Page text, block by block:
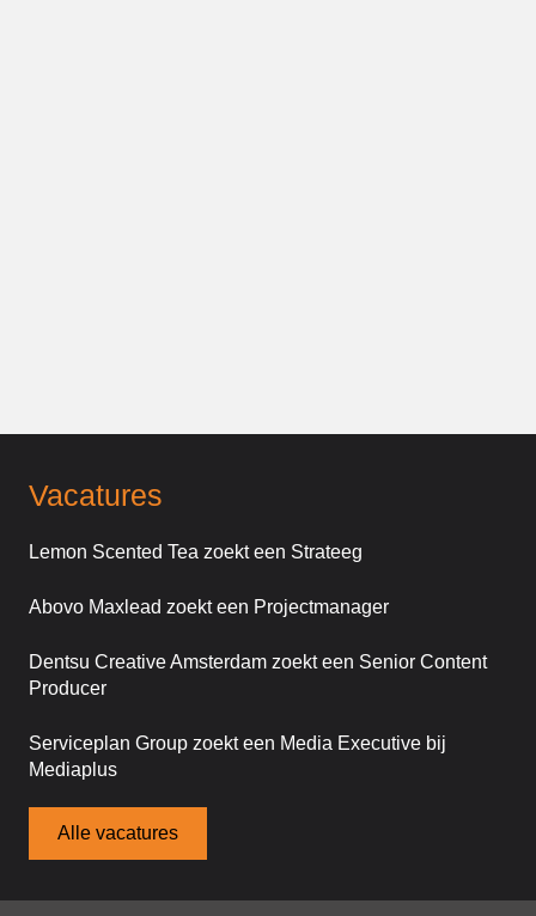
Vacatures
Lemon Scented Tea zoekt een Strateeg
Abovo Maxlead zoekt een Projectmanager
Dentsu Creative Amsterdam zoekt een Senior Content
Producer
Serviceplan Group zoekt een Media Executive bij
Mediaplus
Alle vacatures